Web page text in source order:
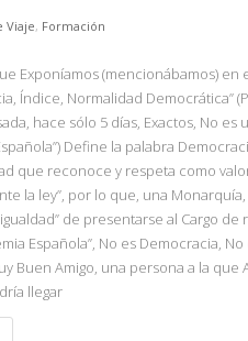
Viaje, Formación
Exponíamos (mencionábamos) en
Índice, Normalidad Democrática”
hace sólo 5 días, Exactos, No
Define la palabra
que reconoce y respeta como
la ley”, por lo que, una
de presentarse al Cargo
Española”, No es Democracia,
Buen Amigo, una persona a la que
llegar